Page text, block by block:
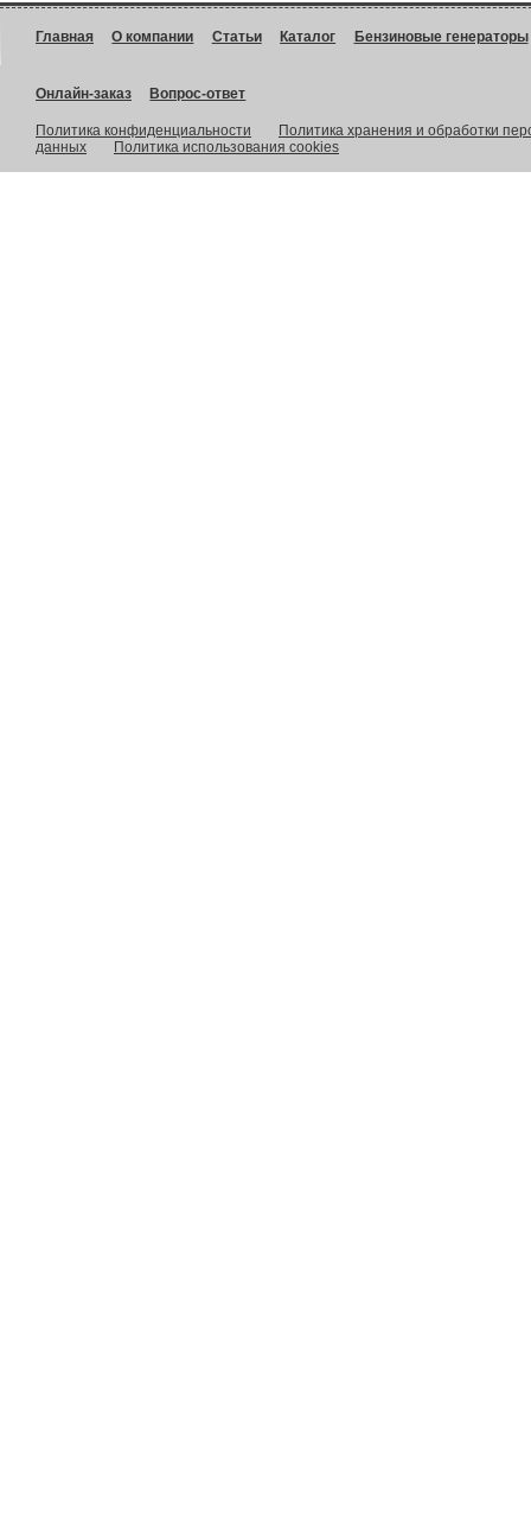
Главная О компании Статьи Каталог Бензиновые генераторы
Онлайн-заказ Вопрос-ответ
Политика конфиденциальности
Политика хранения и обработки
данных
Политика использования cookies